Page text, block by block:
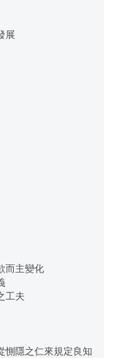
展
而主變化
工夫
惻隱之仁來規定良知